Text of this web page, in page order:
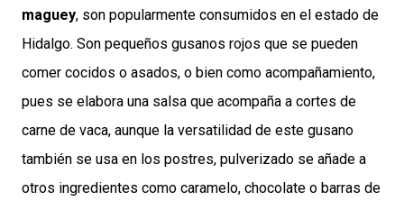
maguey, son popularmente consumidos en el estado de
Hidalgo. Son pequeños gusanos rojos que se pueden
comer cocidos o asados, o bien como acompañamiento,
pues se elabora una salsa que acompaña a cortes de
carne de vaca, aunque la versatilidad de este gusano
también se usa en los postres, pulverizado se añade a
otros ingredientes como caramelo, chocolate o barras de